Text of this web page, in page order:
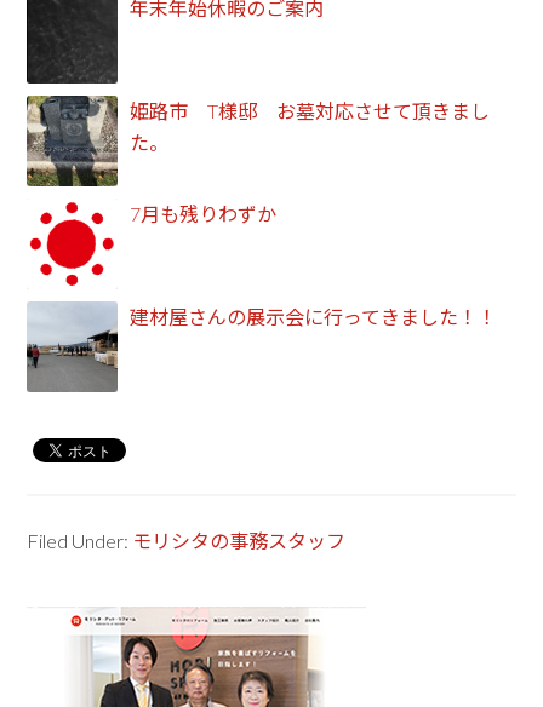
年末年始休暇のご案内
姫路市 T様邸 お墓対応させて頂きまし
た。
7月も残りわずか
建材屋さんの展示会に行ってきました！！
Filed Under: モリシタの事務スタッフ
Primary
Sidebar